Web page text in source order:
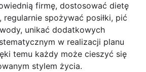
firmę, dostosować dietę
spożywać posiłki, pić
unikać dodatkowych
w realizacji planu
temu każdy może cieszyć się
stylem życia.